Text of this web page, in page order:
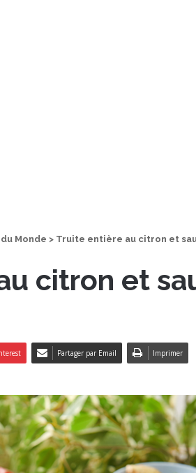
Monde > Truite entière au citron et
citron et
Partager par Email Imprimer